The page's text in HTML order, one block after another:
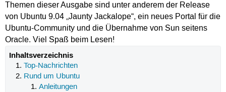
Themen dieser Ausgabe sind unter anderem der Release
von Ubuntu 9.04 „Jaunty Jackalope“, ein neues Portal für die
Ubuntu-Community und die Übernahme von Sun seitens
Oracle. Viel Spaß beim Lesen!
Inhaltsverzeichnis
Top-Nachrichten
Rund um Ubuntu
Anleitungen